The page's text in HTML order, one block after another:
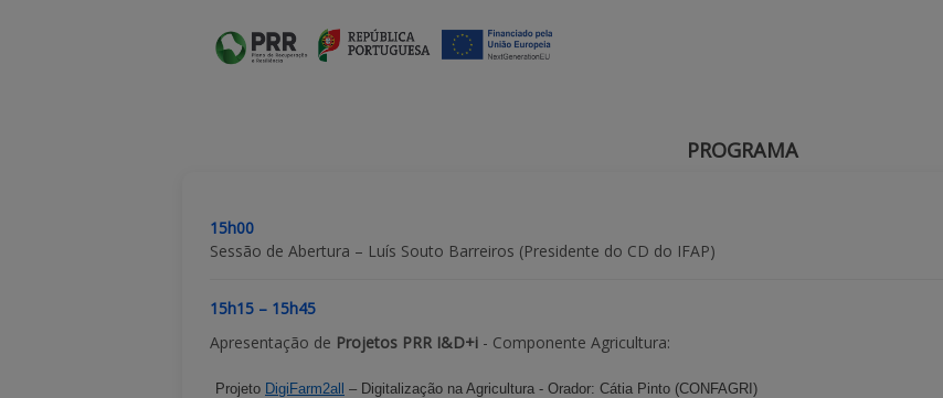
PROGRAMA
15h00
Sessão de Abertura – Luís Souto Barreiros (Presidente do CD do IFAP)
15h15 – 15h45
Apresentação de Projetos PRR I&D+i - Componente Agricultura:
Projeto DigiFarm2all – Digitalização na Agricultura - Orador: Cátia Pinto (CONFAGRI)